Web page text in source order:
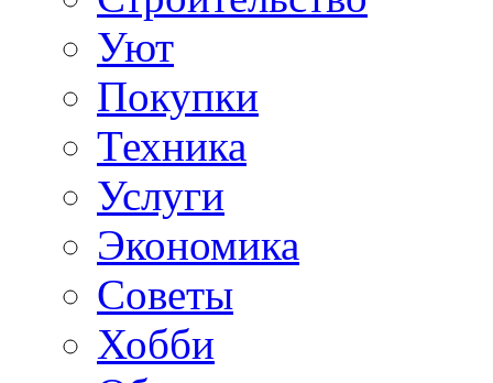
Уют
Покупки
Техника
Услуги
Экономика
Советы
Хобби